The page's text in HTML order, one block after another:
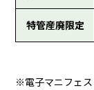
特管産廃限定
※電子マニフェ